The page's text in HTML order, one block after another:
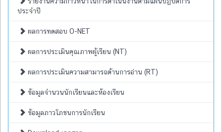
ประจำปี
ผลการทดสอบ O-NET
ผลการประเมินคุณภาพผู้เรียน (NT)
ผลการประเมินความสามารถด้านการอ่าน (RT)
ข้อมูลจำนวนนักเรียนและห้องเรียน
ข้อมูลภาวโภชนการนักเรียน